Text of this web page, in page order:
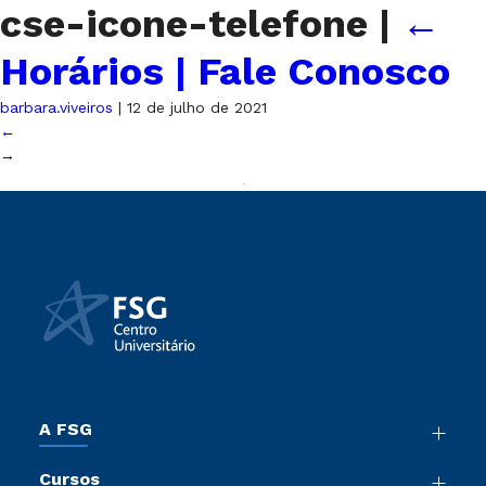
cse-icone-telefone | ←
Horários | Fale Conosco
barbara.viveiros | 12 de julho de 2021
←
→
A FSG
Cursos